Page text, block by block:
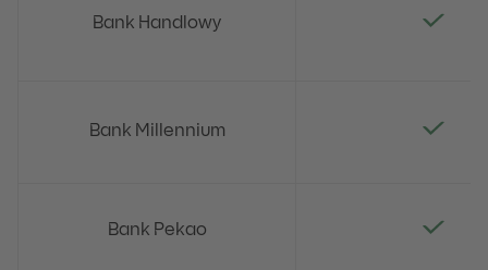
Bank Handlowy
Bank Millennium
Bank Pekao